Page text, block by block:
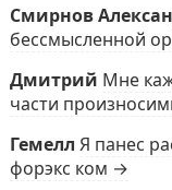
Смирнов
бессмысленной
Дмитрий Мне
части
Гемелл Я панес
форэкс ком →